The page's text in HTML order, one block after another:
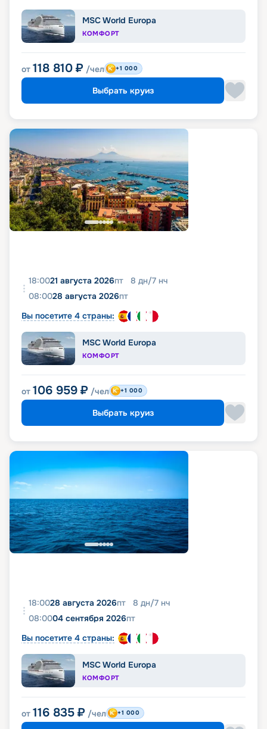
MSC World Europa
КОМФОРТ
от 118 810 ₽ /чел +1 000
Выбрать круиз
18:0021 августа 2026пт 8 дн/7 нч
08:0028 августа 2026пт
Вы посетите 4 страны:
MSC World Europa
КОМФОРТ
от 106 959 ₽ /чел +1 000
Выбрать круиз
18:0028 августа 2026пт 8 дн/7 нч
08:0004 сентября 2026пт
Вы посетите 4 страны:
MSC World Europa
КОМФОРТ
от 116 835 ₽ /чел +1 000